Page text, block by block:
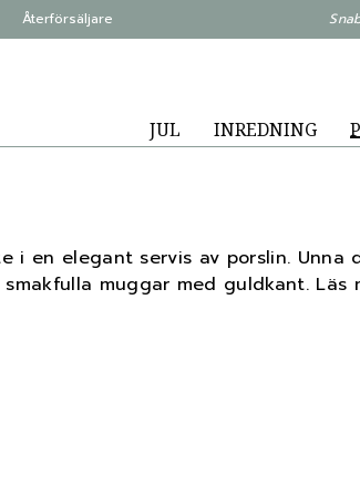
Återförsäljare
JUL INREDNING
i en elegant servis av porslin.
muggar med guldkant. Läs